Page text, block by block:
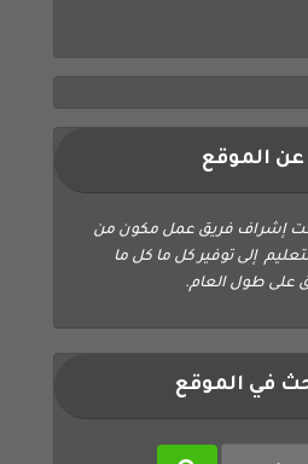
عن الموقع
تحت إشراف فريق عمل مكون من
إلى توفير كل ما كل ما
على طول العام.
في الموقع